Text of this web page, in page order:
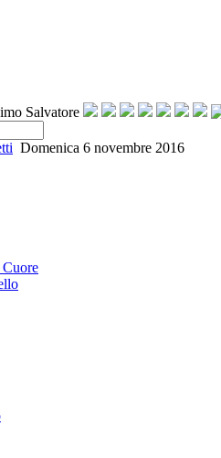
Domenica 6 novembre 2016
Cuore